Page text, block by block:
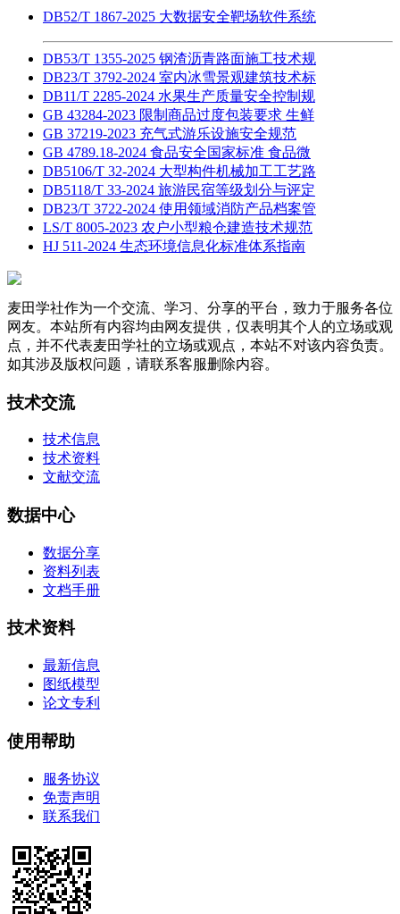
DB52/T 1867-2025 大数据安全靶场软件系统
DB53/T 1355-2025 钢渣沥青路面施工技术规
DB23/T 3792-2024 室内冰雪景观建筑技术标
DB11/T 2285-2024 水果生产质量安全控制规
GB 43284-2023 限制商品过度包装要求 生鲜
GB 37219-2023 充气式游乐设施安全规范
GB 4789.18-2024 食品安全国家标准 食品微
DB5106/T 32-2024 大型构件机械加工工艺路
DB5118/T 33-2024 旅游民宿等级划分与评定
DB23/T 3722-2024 使用领域消防产品档案管
LS/T 8005-2023 农户小型粮仓建造技术规范
HJ 511-2024 生态环境信息化标准体系指南
麦田学社作为一个交流、学习、分享的平台，致力于服务各位
网友。本站所有内容均由网友提供，仅表明其个人的立场或观
点，并不代表麦田学社的立场或观点，本站不对该内容负责。
如其涉及版权问题，请联系客服删除内容。
技术交流
技术信息
技术资料
文献交流
数据中心
数据分享
资料列表
文档手册
技术资料
最新信息
图纸模型
论文专利
使用帮助
服务协议
免责声明
联系我们